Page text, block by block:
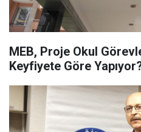
MEB, Proje Okul
Keyfiyete Göre